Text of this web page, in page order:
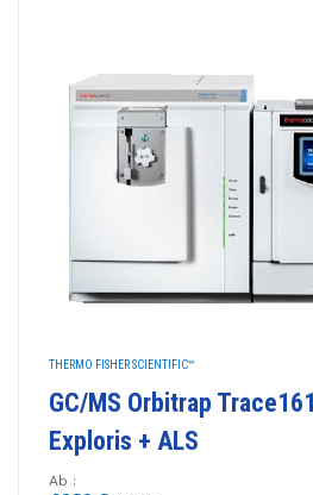
THERMO FISHER SCIENTIFIC™
GC/MS Orbitrap
Exploris + ALS
Ab :